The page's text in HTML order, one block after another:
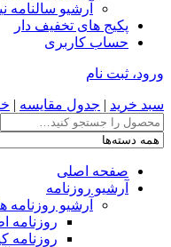
آرشیو سالنامه
پکیج های تخفیف دار
حساب کاربری
ورود، ثبت نام
سبد خرید | جدول مقایسه |
صفحه اصلی
آرشیو روزنامه
آرشیو روزنامه
روزنامه
روزنامه